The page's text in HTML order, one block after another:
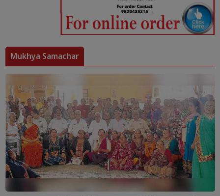
Mukhya Samachar